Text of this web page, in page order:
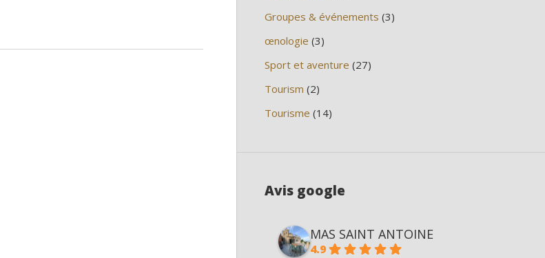
Groupes & événements (3)
œnologie (3)
Sport et aventure (27)
Tourism (2)
Tourisme (14)
Avis google
MAS SAINT ANTOINE
4.9